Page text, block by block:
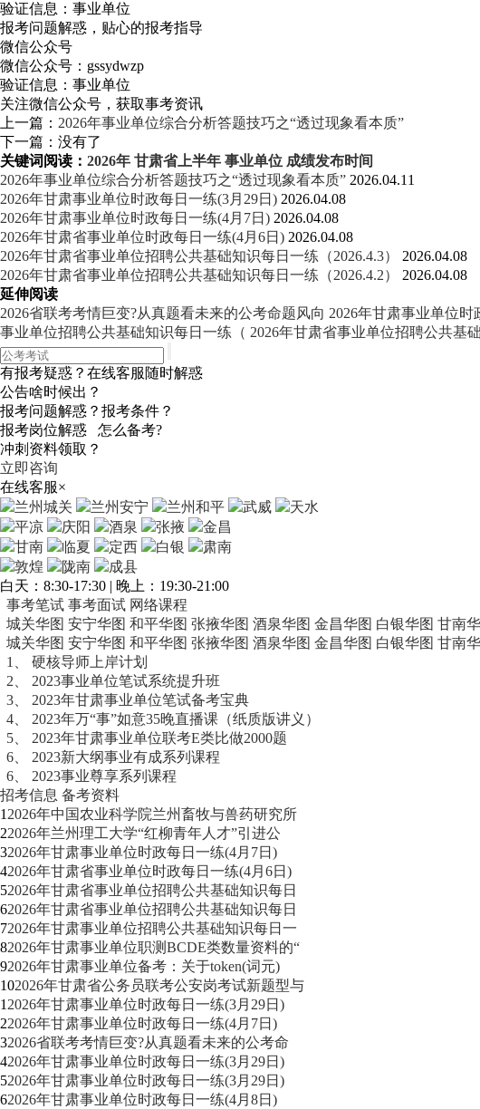
验证信息：事业单位
报考问题解惑，贴心的报考指导
微信公众号
微信公众号： gssydwzp
验证信息：事业单位
关注微信公众号，获取事考资讯
上一篇： 2026年事业单位综合分析答题技巧之“透过现象看本质”
下一篇：没有了
关键词阅读： 2026年 甘肃省上半年 事业单位 成绩发布时间
2026年事业单位综合分析答题技巧之“透过现象看本质” 2026.04.11
2026年甘肃事业单位时政每日一练(3月29日) 2026.04.08
2026年甘肃事业单位时政每日一练(4月7日) 2026.04.08
2026年甘肃省事业单位时政每日一练(4月6日) 2026.04.08
2026年甘肃省事业单位招聘公共基础知识每日一练（2026.4.3） 2026.04.08
2026年甘肃省事业单位招聘公共基础知识每日一练（2026.4.2） 2026.04.08
延伸阅读
2026省联考考情巨变?从真题看未来的公考命题风向 2026年甘肃事业单位时
事业单位招聘公共基础知识每日一练（ 2026年甘肃省事业单位招聘公共基
有报考疑惑？在线客服随时解惑
公告啥时候出？
报考问题解惑？报考条件？
报考岗位解惑 怎么备考?
冲刺资料领取？
立即咨询
在线客服×
兰州城关
兰州安宁 兰州和平 武威
天水
平凉
庆阳 酒泉 张掖
金昌
甘南
临夏 定西 白银
肃南
敦煌
陇南
成县
白天：8:30-17:30 | 晚上：19:30-21:00
事考笔试 事考面试 网络课程
城关华图 安宁华图 和平华图 张掖华图 酒泉华图 金昌华图 白银华图 甘南
城关华图 安宁华图 和平华图 张掖华图 酒泉华图 金昌华图 白银华图 甘南
1、
硬核导师上岸计划
2、
2023事业单位笔试系统提升班
3、
2023年甘肃事业单位笔试备考宝典
4、
2023年万“事”如意35晚直播课（纸质版讲义）
5、
2023年甘肃事业单位联考E类比做2000题
6、
2023新大纲事业有成系列课程
6、
2023事业尊享系列课程
招考信息 备考资料
1 2026年中国农业科学院兰州畜牧与兽药研究所
22026年兰州理工大学“红柳青年人才”引进公
32026年甘肃事业单位时政每日一练(4月7日)
42026年甘肃省事业单位时政每日一练(4月6日)
52026年甘肃省事业单位招聘公共基础知识每日
62026年甘肃省事业单位招聘公共基础知识每日
72026年甘肃事业单位招聘公共基础知识每日一
82026年甘肃事业单位职测BCDE类数量资料的“
92026年甘肃事业单位备考：关于token(词元)
102026年甘肃省公务员联考公安岗考试新题型与
1 2026年甘肃事业单位时政每日一练(3月29日)
22026年甘肃事业单位时政每日一练(4月7日)
32026省联考考情巨变?从真题看未来的公考命
42026年甘肃事业单位时政每日一练(3月29日)
52026年甘肃事业单位时政每日一练(3月29日)
62026年甘肃事业单位时政每日一练(4月8日)